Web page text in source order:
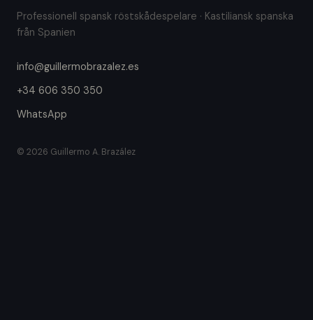
Professionell spansk röstskådespelare · Kastiliansk spanska
från Spanien
info@guillermobrazalez.es
+34 606 350 350
WhatsApp
© 2026 Guillermo A. Brazález